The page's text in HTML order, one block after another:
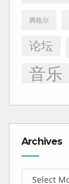
腾格尔
论坛
音乐
Archives